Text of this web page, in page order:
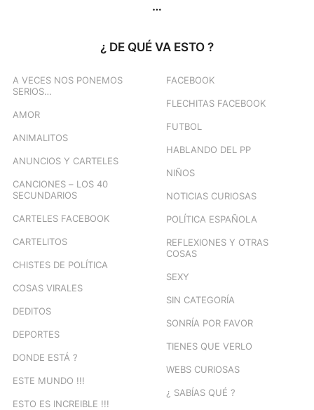
…
¿ DE QUÉ VA ESTO ?
A VECES NOS PONEMOS
SERIOS…
AMOR
ANIMALITOS
ANUNCIOS Y CARTELES
CANCIONES – LOS 40
SECUNDARIOS
CARTELES FACEBOOK
CARTELITOS
CHISTES DE POLÍTICA
COSAS VIRALES
DEDITOS
DEPORTES
DONDE ESTÁ ?
ESTE MUNDO !!!
ESTO ES INCREIBLE !!!
FACEBOOK
FLECHITAS FACEBOOK
FUTBOL
HABLANDO DEL PP
NIÑOS
NOTICIAS CURIOSAS
POLÍTICA ESPAÑOLA
REFLEXIONES Y OTRAS
COSAS
SEXY
SIN CATEGORÍA
SONRÍA POR FAVOR
TIENES QUE VERLO
WEBS CURIOSAS
¿ SABÍAS QUÉ ?